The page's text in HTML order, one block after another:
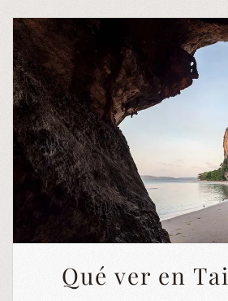
Qué ver en